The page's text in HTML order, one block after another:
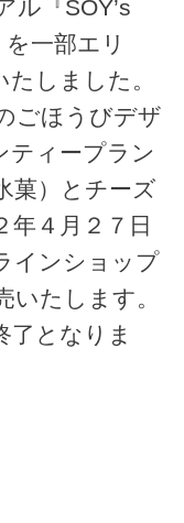
ル『SOY’s
一部エリ
しました。
ごほうびデザ
ティープラン
菓）とチーズ
４月２７日
インショップ
いたします。
了となりま